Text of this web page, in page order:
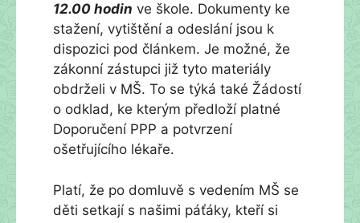
12.00 hodin ve škole. Dokumenty ke
stažení, vytištění a odeslání jsou k
dispozici pod článkem. Je možné, že
zákonní zástupci již tyto materiály
obdrželi v MŠ. To se týká také Žádostí
o odklad, ke kterým předloží platné
Doporučení PPP a potvrzení
ošetřujícího lékaře.
Platí, že po domluvě s vedením MŠ se
děti setkají s našimi páťáky, kteří si